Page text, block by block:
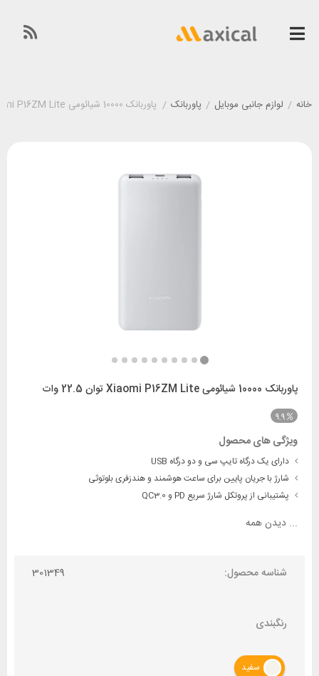
خانه / لوازم جانبی موبایل / پاوربانک / پاوربانک 10000 شیائومی Xiaomi P16ZM Lite توان 22.5 وات
پاوربانک 10000 شیائومی Xiaomi P16ZM Lite توان 22.5 وات
9.9
ویژگی های محصول
دارای یک درگاه تایپ سی و دو درگاه USB
شارژ با جریان پایین برای ساعت هوشمند و هندزفری بلوتوثی
پشتیبانی از پروتکل شارژ سریع PD و QC3.0
... دیدن همه
شناسه محصول: 301349
رنگبندی
سفید